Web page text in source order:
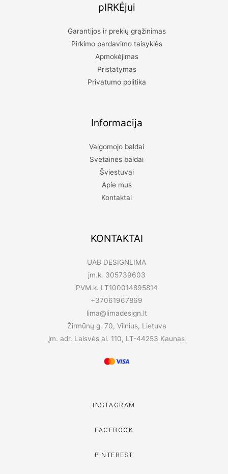
pIRKĖjui
Garantijos ir prekių grąžinimas
Pirkimo pardavimo taisyklės
Apmokėjimas
Pristatymas
Privatumo politika
Informacija
Valgomojo baldai
Svetainės baldai
Šviestuvai
Apie mus
Kontaktai
KONTAKTAI
UAB DESIGNLIMA
įm.k. 305739603
PVM.k. LT100014895814
+37061967869
lima@limadesign.lt
Žirmūnų g. 70, Vilnius, Lietuva
įm. adr. Laisvės al. 110, LT-44253 Kaunas
INSTAGRAM
FACEBOOK
PINTEREST